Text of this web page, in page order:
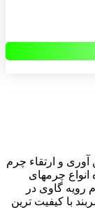
و ارتقاء چرم
انواع چرمهای
رویه گاوی در
با کیفیت ترین